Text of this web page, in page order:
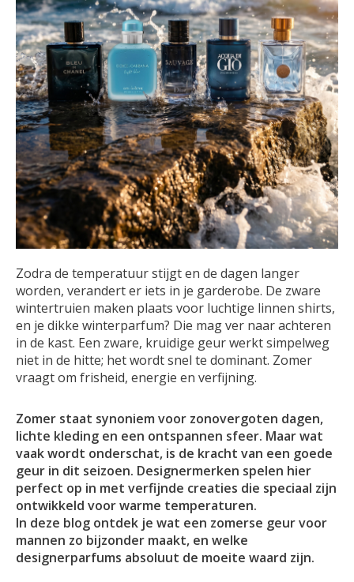
Zodra de temperatuur stijgt en de dagen langer
worden, verandert er iets in je garderobe. De zware
wintertruien maken plaats voor luchtige linnen shirts,
en je dikke winterparfum? Die mag ver naar achteren
in de kast. Een zware, kruidige geur werkt simpelweg
niet in de hitte; het wordt snel te dominant. Zomer
vraagt om frisheid, energie en verfijning.
Zomer staat synoniem voor zonovergoten dagen,
lichte kleding en een ontspannen sfeer. Maar wat
vaak wordt onderschat, is de kracht van een goede
geur in dit seizoen. Designermerken spelen hier
perfect op in met verfijnde creaties die speciaal zijn
ontwikkeld voor warme temperaturen.
In deze blog ontdek je wat een zomerse geur voor
mannen zo bijzonder maakt, en welke
designerparfums absoluut de moeite waard zijn.